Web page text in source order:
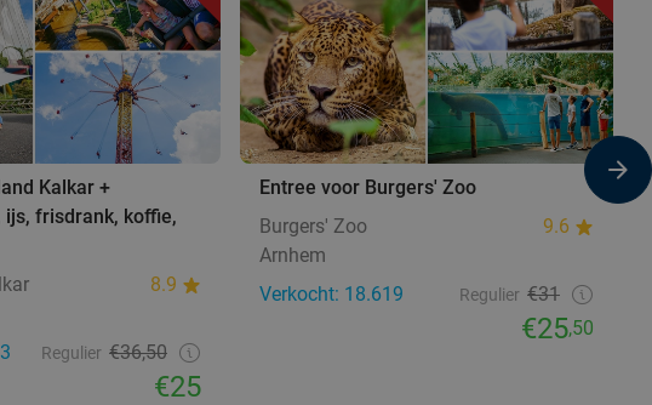
Kalkar +
frisdrank, koffie,
8.9
Regulier €36,50
€25
Entree voor Burgers' Zoo
Burgers' Zoo
9.6
Arnhem
Verkocht: 18.619
Regulier €31
€25,50